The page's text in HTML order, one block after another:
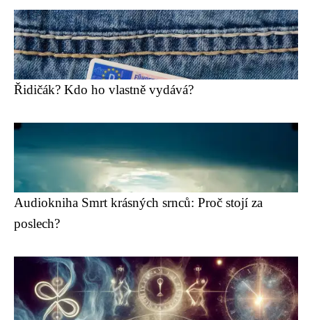
Řidičák? Kdo ho vlastně vydává?
Audiokniha Smrt krásných srnců: Proč stojí za
poslech?